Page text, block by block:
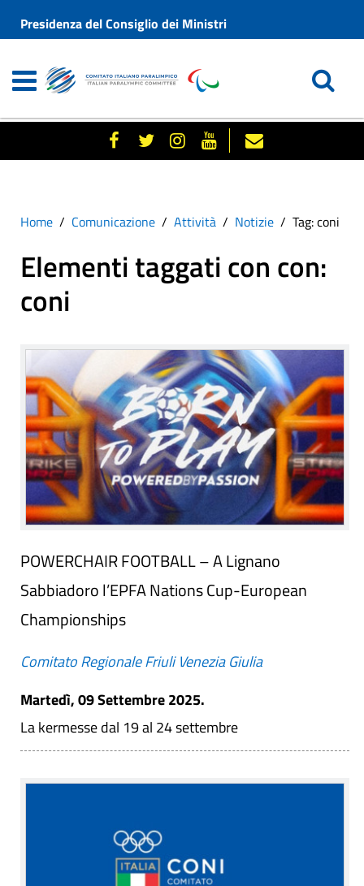
Presidenza del Consiglio dei Ministri
Home Comunicazione Attività Notizie Tag: coni
Elementi taggati con con:
coni
POWERCHAIR FOOTBALL – A Lignano
Sabbiadoro l’EPFA Nations Cup-European
Championships
Comitato Regionale Friuli Venezia Giulia
Martedì, 09 Settembre 2025.
La kermesse dal 19 al 24 settembre